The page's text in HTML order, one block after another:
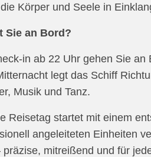
Körper und Seele in
Sie an Bord?
in ab 22 Uhr gehen Sie
legt das Schiff
Musik und Tanz.
Reisetag startet mit einem
angeleiteten Einheiten
präzise, mitreißend und für